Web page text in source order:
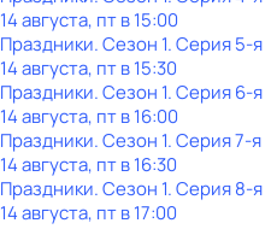
14 августа, пт в 15:00
Праздники. Сезон 1. Серия 5-я
14 августа, пт в 15:30
Праздники. Сезон 1. Серия 6-я
14 августа, пт в 16:00
Праздники. Сезон 1. Серия 7-я
14 августа, пт в 16:30
Праздники. Сезон 1. Серия 8-я
14 августа, пт в 17:00